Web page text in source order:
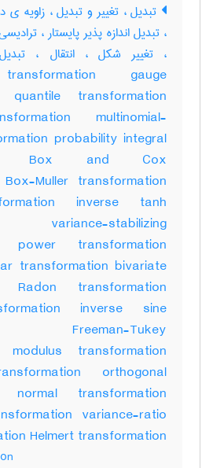
تبدیل ، تغییر و تبدیل ، زاویه
، تبدیل اندازه پذیر پایستار ،
، تغییر شکل ، انتقال ،
gauge
quantile transformation
multinomial-
probability integral
Box and Cox
Muller transformation
inverse tanh
variance-stabilizing
power transformation
transformation bivariate
Radon transformation
inverse sine
Freeman-Tukey
modulus transformation
orthogonal
normal transformation
variance-ratio
Helmert transformation